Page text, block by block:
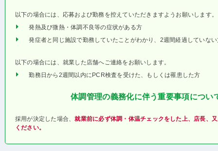
以下の場合には、応募および勤務を控えていただきますようお願いします。
発熱及び微熱・体調不良等の症状がある方
発症者と同じ施設で勤務していたことがわかり、2週間経過していな
以下の場合には、就業した店舗へご連絡をお願いします。
勤務日から2週間以内にPCR検査を受けた、もしくは罹患した方
体調管理の義務化に伴う重要事項につい
採用が決定した場合、就業前に必ず体調・体温チェックをした上、店長、
ください。